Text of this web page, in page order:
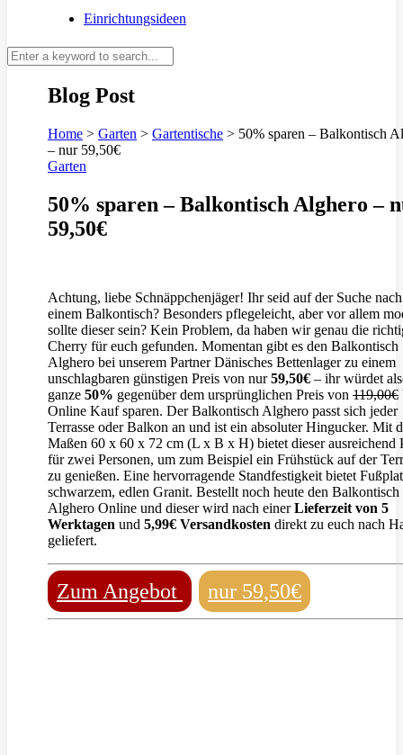
Einrichtungsideen
Blog Post
Home > Garten > Gartentische > 50% sparen – Balkontisch
– nur 59,50€
Garten
50% sparen – Balkontisch Alghero –
59,50€
Achtung, liebe Schnäppchenjäger! Ihr seid auf der Suche nach
einem Balkontisch? Besonders pflegeleicht, aber vor allem
sollte dieser sein? Kein Problem, da haben wir genau die
Cherry für euch gefunden. Momentan gibt es den Balkontisch
Alghero bei unserem Partner Dänisches Bettenlager zu einem
unschlagbaren günstigen Preis von nur59,50€ – ihr würdet
ganze 50% gegenüber dem ursprünglichen Preis von 119,00€
Online Kauf sparen. Der Balkontisch Alghero passt sich jeder
Terrasse oder Balkon an und ist ein absoluter Hingucker. Mit
Maßen 60 x 60 x 72 cm (L x B x H) bietet dieser ausreichend
für zwei Personen, um zum Beispiel ein Frühstück auf der
zu genießen. Eine hervorragende Standfestigkeit bietet
schwarzem, edlen Granit. Bestellt noch heute den Balkontisch
Alghero Online und dieser wird nach einerLieferzeit von 5
Werktagen und 5,99€ Versandkosten direkt zu euch nach
geliefert.
Zum Angebot nur 59,50€